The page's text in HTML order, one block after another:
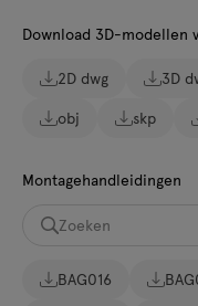
Download 3D-modellen
2D dwg 3D
obj
skp
Montagehandleidingen
BAG016